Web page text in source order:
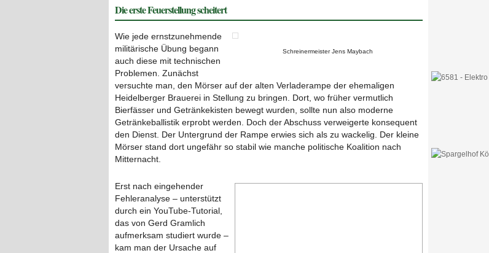
Die erste Feuerstellung scheitert
Schreinermeister Jens Maybach
Wie jede ernstzunehmende
militärische Übung begann
auch diese mit technischen
Problemen. Zunächst
versuchte man, den Mörser auf der alten Verladerampe der ehemaligen
Heidelberger Brauerei in Stellung zu bringen. Dort, wo früher vermutlich
Bierfässer und Getränkekisten bewegt wurden, sollte nun also moderne
Getränkeballistik erprobt werden. Doch der Abschuss verweigerte konsequent
den Dienst. Der Untergrund der Rampe erwies sich als zu wackelig. Der kleine
Mörser stand dort ungefähr so stabil wie manche politische Koalition nach
Mitternacht.
Erst nach eingehender
Fehleranalyse – unterstützt
durch ein YouTube-Tutorial,
das von Gerd Gramlich
aufmerksam studiert wurde –
kam man der Ursache auf